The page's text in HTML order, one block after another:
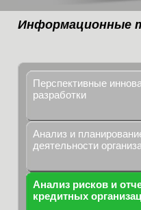
Информационные
Перспективные
разработки
Анализ и
деятельности
Анализ рисков и
кредитных